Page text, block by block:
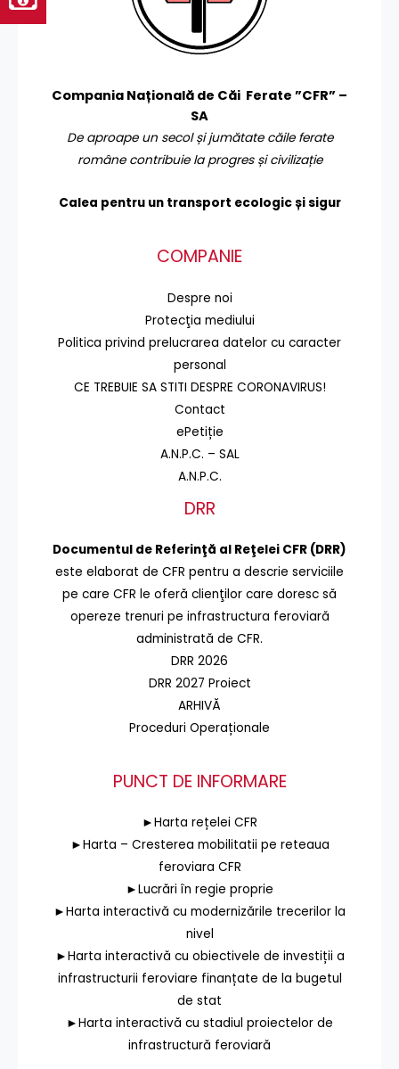
Compania Națională de Căi Ferate ”CFR” –
SA
De aproape un secol și jumătate căile ferate
române contribuie la progres și civilizație
Calea pentru un transport ecologic și sigur
COMPANIE
Despre noi
Protecţia mediului
Politica privind prelucrarea datelor cu caracter
personal
CE TREBUIE SA STITI DESPRE CORONAVIRUS!
Contact
ePetiție
A.N.P.C. – SAL
A.N.P.C.
DRR
Documentul de Referinţă al Reţelei CFR (DRR)
este elaborat de CFR pentru a descrie serviciile
pe care CFR le oferă clienţilor care doresc să
opereze trenuri pe infrastructura feroviară
administrată de CFR.
DRR 2026
DRR 2027 Proiect
ARHIVĂ
Proceduri Operaționale
PUNCT DE INFORMARE
►Harta rețelei CFR
►Harta – Cresterea mobilitatii pe reteaua
feroviara CFR
►Lucrări în regie proprie
►Harta interactivă cu modernizările trecerilor la
nivel
►Harta interactivă cu obiectivele de investiții a
infrastructurii feroviare finanțate de la bugetul
de stat
►Harta interactivă cu stadiul proiectelor de
infrastructură feroviară